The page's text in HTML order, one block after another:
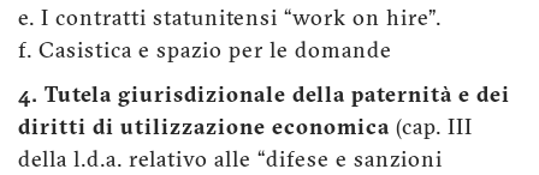
e. I contratti statunitensi “work on hire”.
f. Casistica e spazio per le domande
4. Tutela giurisdizionale della paternità e dei
diritti di utilizzazione economica (cap. III
della l.d.a. relativo alle “difese e sanzioni